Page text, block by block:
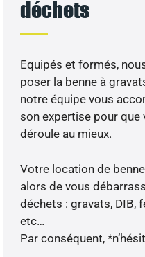
déchets
Equipés et formés,
poser la benne à
notre équipe vous
son expertise pour
déroule au mieux.
Votre location de
alors de vous
déchets : gravats, DIB,
etc…
Par conséquent,